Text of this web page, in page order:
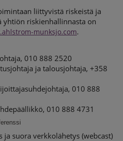
liittyvistä riskeistä ja
yhtiön riskienhallinnasta on
munksjo.com.
010 888 2520
ja talousjohtaja, +358
010 888
010 888 4731
suora verkkolähetys (webcast)